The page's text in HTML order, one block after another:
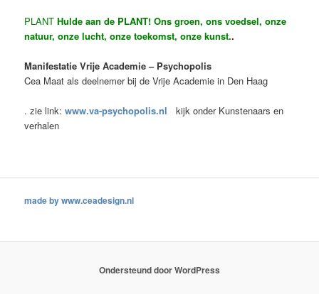
PLANTHulde aan de PLANT! Ons groen, ons voedsel, onze
natuur, onze lucht, onze toekomst, onze kunst..
Manifestatie Vrije Academie – Psychopolis
Cea Maat als deelnemer bij de Vrije Academie in Den Haag
. zie link:www.va-psychopolis.nlkijk onder Kunstenaars en
verhalen
made by www.ceadesign.nl
Ondersteund door WordPress